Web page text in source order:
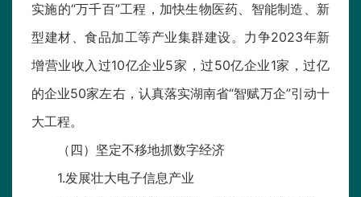
实施的“万千百”工程，加快生物医药、智能制造、新
型建材、食品加工等产业集群建设。力争2023年新
增营业收入过10亿企业5家，过50亿企业1家，过亿
的企业50家左右，认真落实湖南省“智赋万企”引动十
大工程。
（四）坚定不移地抓数字经济
1.发展壮大电子信息产业